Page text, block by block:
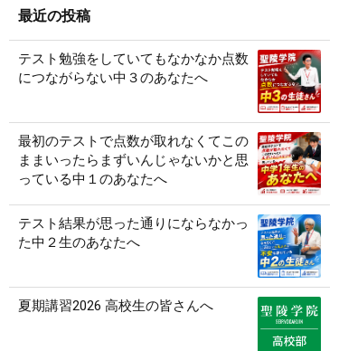
最近の投稿
テスト勉強をしていてもなかなか点数
につながらない中３のあなたへ
最初のテストで点数が取れなくてこの
ままいったらまずいんじゃないかと思
っている中１のあなたへ
テスト結果が思った通りにならなかっ
た中２生のあなたへ
夏期講習2026 高校生の皆さんへ